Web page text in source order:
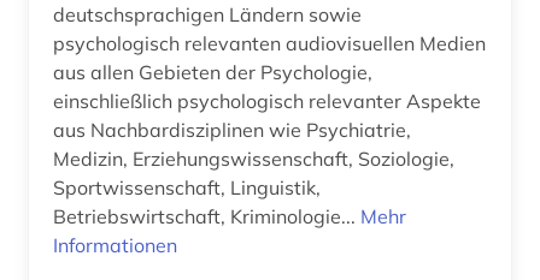
deutschsprachigen Ländern sowie
psychologisch relevanten audiovisuellen Medien
aus allen Gebieten der Psychologie,
einschließlich psychologisch relevanter Aspekte
aus Nachbardisziplinen wie Psychiatrie,
Medizin, Erziehungswissenschaft, Soziologie,
Sportwissenschaft, Linguistik,
Betriebswirtschaft, Kriminologie... Mehr
Informationen